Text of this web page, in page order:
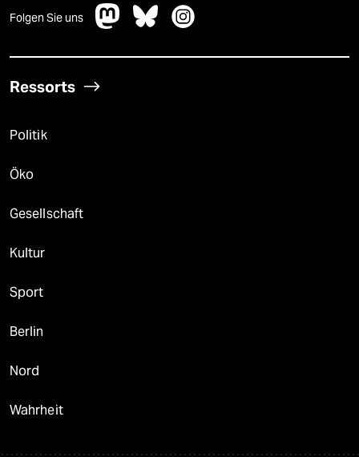
Folgen Sie uns
Ressorts
Politik
Öko
Gesellschaft
Kultur
Sport
Berlin
Nord
Wahrheit